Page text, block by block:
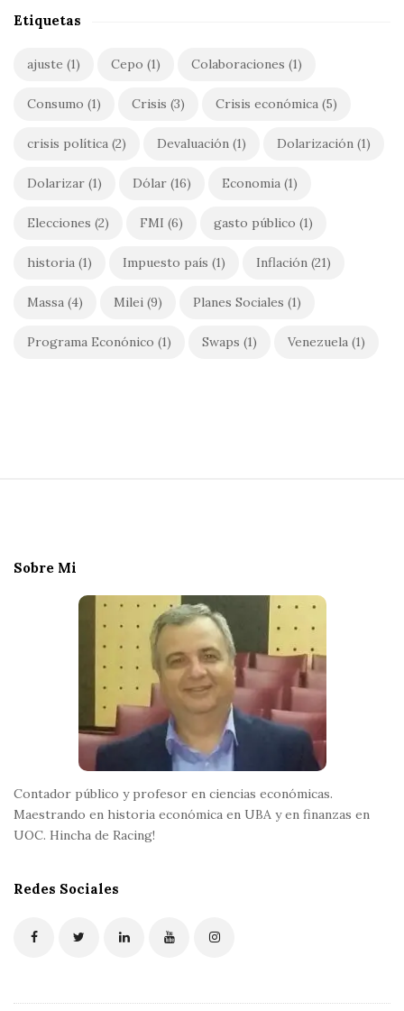
Etiquetas
ajuste (1) Cepo (1) Colaboraciones (1)
Consumo (1) Crisis (3) Crisis económica (5)
crisis política (2) Devaluación (1) Dolarización (1)
Dolarizar (1) Dólar (16) Economia (1)
Elecciones (2) FMI (6) gasto público (1)
historia (1) Impuesto país (1) Inflación (21)
Massa (4) Milei (9) Planes Sociales (1)
Programa Econónico (1) Swaps (1) Venezuela (1)
Sobre Mi
Contador público y profesor en ciencias económicas.
Maestrando en historia económica en UBA y en finanzas en
UOC. Hincha de Racing!
Redes Sociales